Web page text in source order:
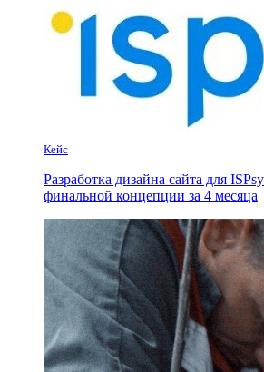
Кейс
Разработка дизайна сайта для
финальной концепции за 4 месяца